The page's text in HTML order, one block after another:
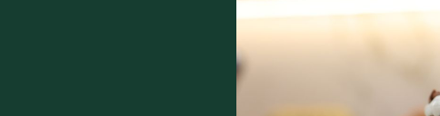
Toast de trucha
curada y queso
60 min